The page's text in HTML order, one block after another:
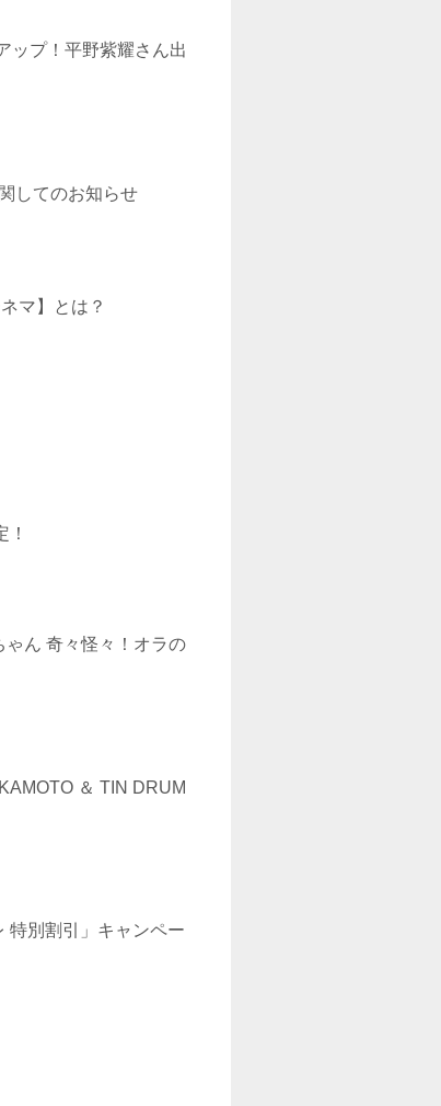
ップ！平野紫耀さん出
してのお知らせ
マ】とは？
ゃん 奇々怪々！オラの
＆ TIN DRUM
特別割引」キャンペー